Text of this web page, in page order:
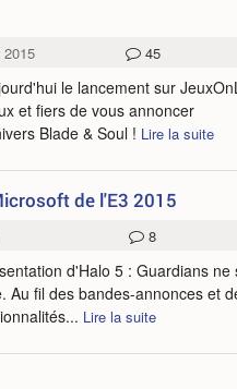
2015 45
le lancement sur
et fiers de vous annoncer
Blade & Soul ! Lire la suite
de l'E3 2015
8
d'Halo 5 : Guardians ne
Au fil des bandes-annonces et
Lire la suite